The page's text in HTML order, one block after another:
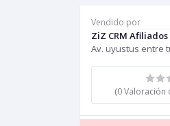
Vendido por
ZiZ CRM Afiliados
Av. uyustus entre
(0 Valoración